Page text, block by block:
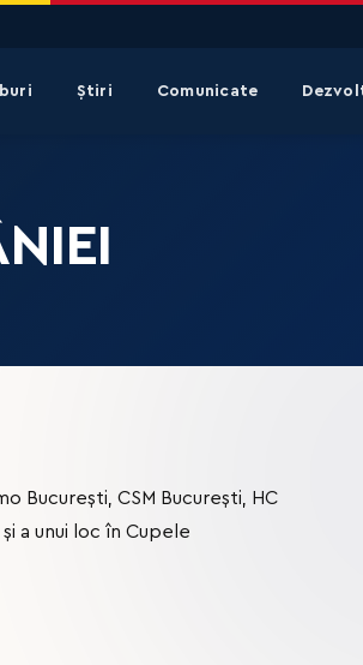
Știri Comunicate
București, CSM București, HC
a unui loc în Cupele